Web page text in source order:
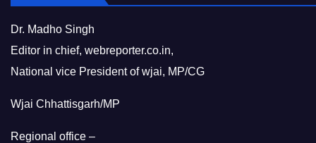
Dr. Madho Singh
Editor in chief, webreporter.co.in,
National vice President of wjai, MP/CG
Wjai Chhattisgarh/MP
Regional office –